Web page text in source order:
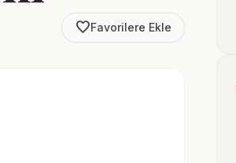
favorite_borderFavorilere Ekle